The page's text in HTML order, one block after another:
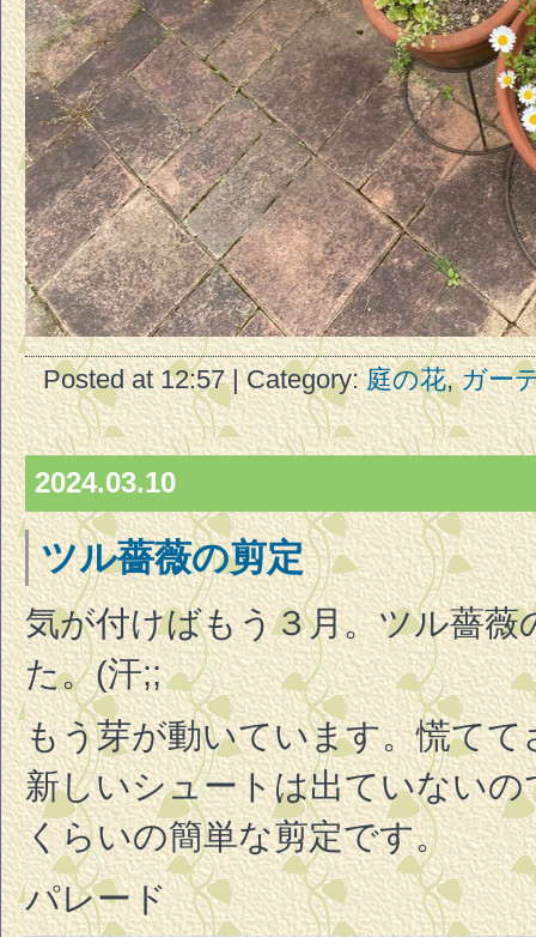
Posted at 12:57 | Category:庭の花,ガー
2024.03.10
ツル薔薇の剪定
気が付けばもう３月。ツル薔
た。(汗;;
もう芽が動いています。慌て
新しいシュートは出ていない
くらいの簡単な剪定です。
パレード